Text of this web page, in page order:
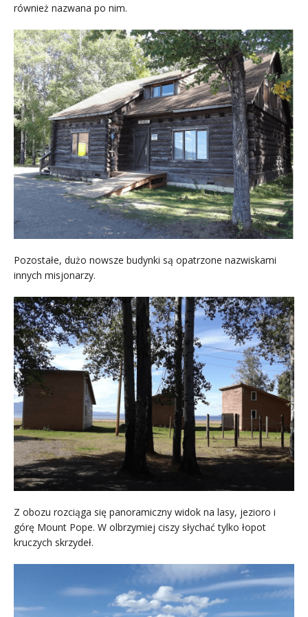
również nazwana po nim.
Pozostałe, dużo nowsze budynki są opatrzone nazwiskami
innych misjonarzy.
Z obozu rozciąga się panoramiczny widok na lasy, jezioro i
górę Mount Pope. W olbrzymiej ciszy słychać tylko łopot
kruczych skrzydeł.